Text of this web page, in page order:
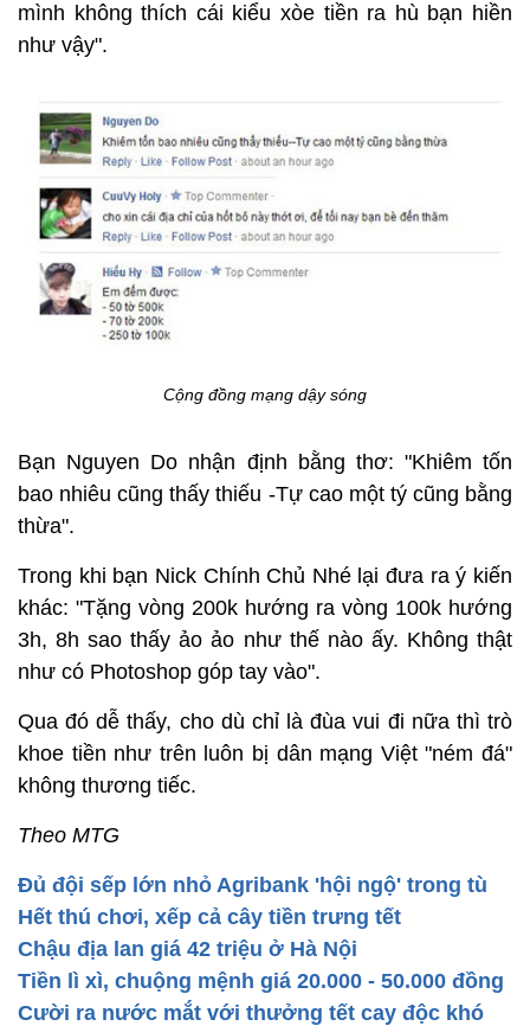
mình không thích cái kiểu xòe tiền ra hù bạn hiền
như vậy".
Cộng đồng mạng dậy sóng
Bạn Nguyen Do nhận định bằng thơ: "Khiêm tốn
bao nhiêu cũng thấy thiếu -Tự cao một tý cũng bằng
thừa".
Trong khi bạn Nick Chính Chủ Nhé lại đưa ra ý kiến
khác: "Tặng vòng 200k hướng ra vòng 100k hướng
3h, 8h sao thấy ảo ảo như thế nào ấy. Không thật
như có Photoshop góp tay vào".
Qua đó dễ thấy, cho dù chỉ là đùa vui đi nữa thì trò
khoe tiền như trên luôn bị dân mạng Việt "ném đá"
không thương tiếc.
Theo MTG
Đủ đội sếp lớn nhỏ Agribank 'hội ngộ' trong tù
Hết thú chơi, xếp cả cây tiền trưng tết
Chậu địa lan giá 42 triệu ở Hà Nội
Tiền lì xì, chuộng mệnh giá 20.000 - 50.000 đồng
Cười ra nước mắt với thưởng tết cay độc khó